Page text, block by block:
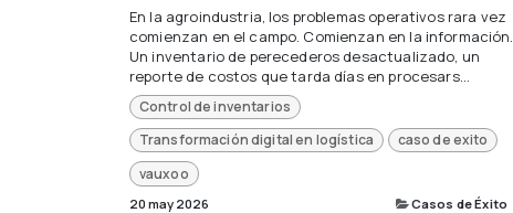
En la agroindustria, los problemas operativos rara vez
comienzan en el campo. Comienzan en la información.
Un inventario de perecederos desactualizado, un
reporte de costos que tarda días en procesars...
Control de inventarios
Transformación digital en logística
caso de exito
vauxoo
20 may 2026 Casos de Éxito